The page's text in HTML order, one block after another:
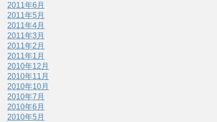
2011年6月
2011年5月
2011年4月
2011年3月
2011年2月
2011年1月
2010年12月
2010年11月
2010年10月
2010年7月
2010年6月
2010年5月